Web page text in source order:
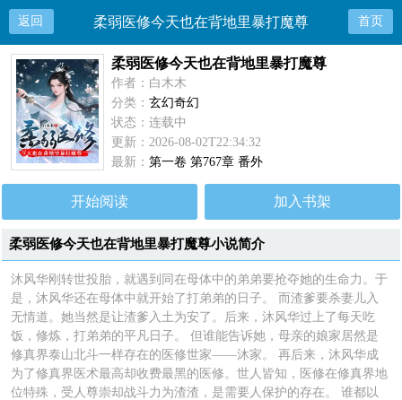
返回 柔弱医修今天也在背地里暴打魔尊 首页
柔弱医修今天也在背地里暴打魔尊
作者：白木木
分类：玄幻奇幻
状态：连载中
更新：2026-08-02T22:34:32
最新：第一卷 第767章 番外
开始阅读 加入书架
柔弱医修今天也在背地里暴打魔尊小说简介
沐风华刚转世投胎，就遇到同在母体中的弟弟要抢夺她的生命力。于
是，沐风华还在母体中就开始了打弟弟的日子。 而渣爹要杀妻儿入
无情道。她当然是让渣爹入土为安了。后来，沐风华过上了每天吃
饭，修炼，打弟弟的平凡日子。 但谁能告诉她，母亲的娘家居然是
修真界泰山北斗一样存在的医修世家——沐家。 再后来，沐风华成
为了修真界医术最高却收费最黑的医修。世人皆知，医修在修真界地
位特殊，受人尊崇却战斗力为渣渣，是需要人保护的存在。 谁都以